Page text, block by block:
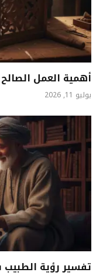
أهمية العمل
يوليو 11, 2026
تفسير رؤية